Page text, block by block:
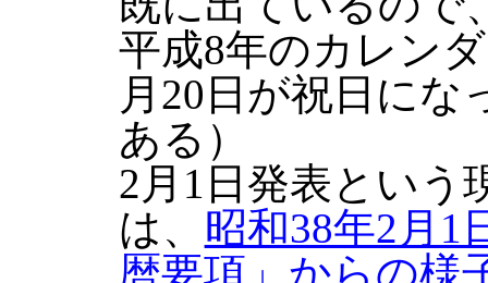
平成8年のカレン
月20日が祝日に
ある）
2月1日発表という
は、 昭和38年2月1
暦要項」からの様